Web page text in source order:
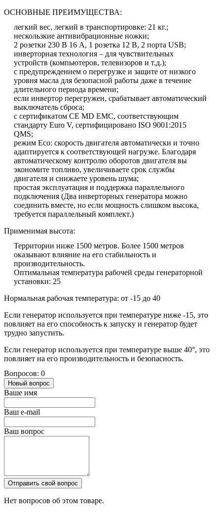
ОСНОВНЫЕ ПРЕИМУЩЕСТВА:
легкий вес, легкий в транспортировке: 21 кг.;
нескользкие антивибрационные ножки;
2 розетки 230 В 16 А, 1 розетка 12 В, 2 порта USB;
инверторная технология – для чувствительных
устройств (компьютеров, телевизоров и т.д.);
с предупреждением о перегрузке и защите от низкого
уровня масла для безопасной работы даже в течение
длительного периода времени;
если инвертор перегружен, срабатывает автоматический
выключатель сброса;
с сертификатом CE MD EMC, соответствующим
стандарту Euro V, сертифицировано ISO 9001:2015
QMS;
режим Eco: скорость двигателя автоматически и точно
адаптируется к соответствующей нагрузке. Благодаря
автоматическому контролю оборотов двигателя вы
экономите топливо, увеличиваете срок службы
двигателя и снижаете уровень шума;
простая эксплуатация и поддержка параллельного
подключения (Два инверторных генератора можно
соединить вместе, но если мощность слишком высока,
требуется параллельный комплект.)
Применимая высота:
Территории ниже 1500 метров. Более 1500 метров
оказывают влияние на его стабильность и
производительность.
Оптимальная температура рабочей среды генераторной
установки: 25
Нормальная рабочая температура: от -15 до 40
Если генератор используется при температуре ниже -15, это
повлияет на его способность к запуску и генератор будет
трудно запустить.
Если генератор используется при температуре выше 40°, это
повлияет на его производительность и безопасность.
Вопросов: 0
Новый вопрос
Ваше имя
Ваш e-mail
Ваш вопрос
Отправить свой вопрос
Нет вопросов об этом товаре.